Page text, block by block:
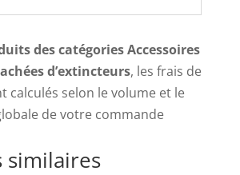
des catégories Accessoires
d’extincteurs, les frais de
calculés selon le volume et le
de votre commande
similaires